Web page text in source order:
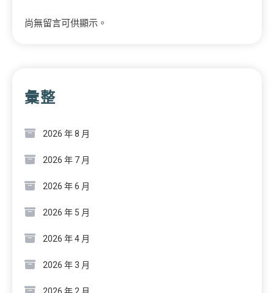
尚無留言可供顯示。
彙整
2026 年 8 月
2026 年 7 月
2026 年 6 月
2026 年 5 月
2026 年 4 月
2026 年 3 月
2026 年 2 月